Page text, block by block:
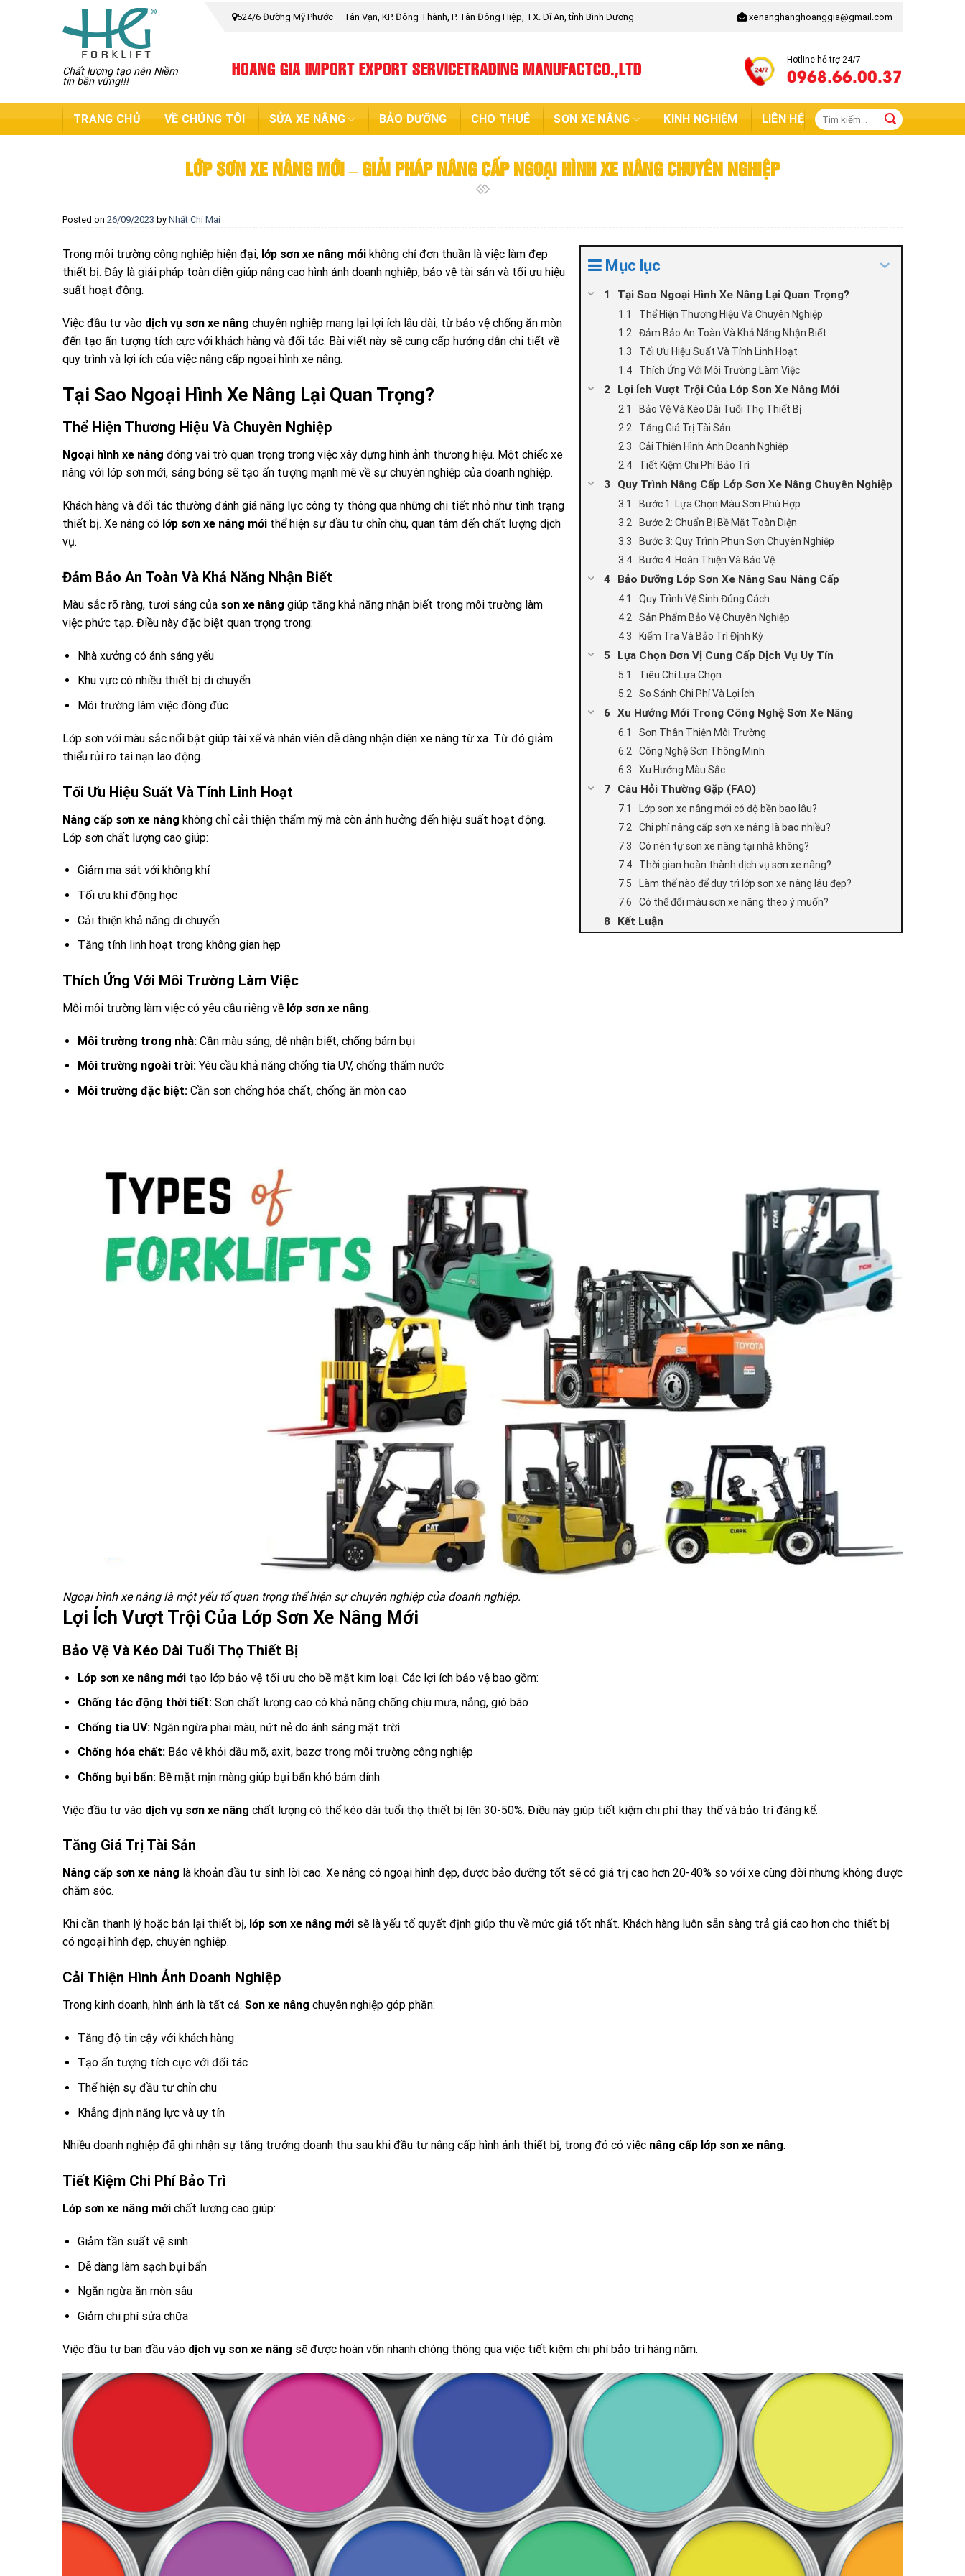
Chất lượng tạo nên Niềm
tin bền vững!!!
524/6 Đường Mỹ Phước – Tân Vạn, KP. Đông Thành, P. Tân Đông Hiệp, TX. Dĩ An, tỉnh Bình Dương xenanghanghoanggia@gmail.com
HOANG GIA IMPORT EXPORT SERVICETRADING MANUFACTCO.,LTD Hotline hỗ trợ 24/7
0968.66.00.37
TRANG CHỦ VỀ CHÚNG TÔI SỬA XE NÂNG BẢO DƯỠNG CHO THUÊ SƠN XE NÂNG KINH NGHIỆM LIÊN HỆ
Tìm
kiếm:
LỚP SƠN XE NÂNG MỚI – GIẢI PHÁP NÂNG CẤP NGOẠI HÌNH XE NÂNG CHUYÊN NGHIỆP
Posted on 26/09/2023 by Nhất Chi Mai
Mục lục
Tại Sao Ngoại Hình Xe Nâng Lại Quan Trọng?
Thể Hiện Thương Hiệu Và Chuyên Nghiệp
Đảm Bảo An Toàn Và Khả Năng Nhận Biết
Tối Ưu Hiệu Suất Và Tính Linh Hoạt
Thích Ứng Với Môi Trường Làm Việc
Lợi Ích Vượt Trội Của Lớp Sơn Xe Nâng Mới
Bảo Vệ Và Kéo Dài Tuổi Thọ Thiết Bị
Tăng Giá Trị Tài Sản
Cải Thiện Hình Ảnh Doanh Nghiệp
Tiết Kiệm Chi Phí Bảo Trì
Quy Trình Nâng Cấp Lớp Sơn Xe Nâng Chuyên Nghiệp
Bước 1: Lựa Chọn Màu Sơn Phù Hợp
Bước 2: Chuẩn Bị Bề Mặt Toàn Diện
Bước 3: Quy Trình Phun Sơn Chuyên Nghiệp
Bước 4: Hoàn Thiện Và Bảo Vệ
Bảo Dưỡng Lớp Sơn Xe Nâng Sau Nâng Cấp
Quy Trình Vệ Sinh Đúng Cách
Sản Phẩm Bảo Vệ Chuyên Nghiệp
Kiểm Tra Và Bảo Trì Định Kỳ
Lựa Chọn Đơn Vị Cung Cấp Dịch Vụ Uy Tín
Tiêu Chí Lựa Chọn
So Sánh Chi Phí Và Lợi Ích
Xu Hướng Mới Trong Công Nghệ Sơn Xe Nâng
Sơn Thân Thiện Môi Trường
Công Nghệ Sơn Thông Minh
Xu Hướng Màu Sắc
Câu Hỏi Thường Gặp (FAQ)
Lớp sơn xe nâng mới có độ bền bao lâu?
Chi phí nâng cấp sơn xe nâng là bao nhiều?
Có nên tự sơn xe nâng tại nhà không?
Thời gian hoàn thành dịch vụ sơn xe nâng?
Làm thế nào để duy trì lớp sơn xe nâng lâu đẹp?
Có thể đổi màu sơn xe nâng theo ý muốn?
Kết Luận
Trong môi trường công nghiệp hiện đại, lớp sơn xe nâng mới không chỉ đơn thuần là việc làm đẹp
thiết bị. Đây là giải pháp toàn diện giúp nâng cao hình ảnh doanh nghiệp, bảo vệ tài sản và tối ưu hiệu
suất hoạt động.
Việc đầu tư vào dịch vụ sơn xe nâng chuyên nghiệp mang lại lợi ích lâu dài, từ bảo vệ chống ăn mòn
đến tạo ấn tượng tích cực với khách hàng và đối tác. Bài viết này sẽ cung cấp hướng dẫn chi tiết về
quy trình và lợi ích của việc nâng cấp ngoại hình xe nâng.
Tại Sao Ngoại Hình Xe Nâng Lại Quan Trọng?
Thể Hiện Thương Hiệu Và Chuyên Nghiệp
Ngoại hình xe nâng đóng vai trò quan trọng trong việc xây dựng hình ảnh thương hiệu. Một chiếc xe
nâng với lớp sơn mới, sáng bóng sẽ tạo ấn tượng mạnh mẽ về sự chuyên nghiệp của doanh nghiệp.
Khách hàng và đối tác thường đánh giá năng lực công ty thông qua những chi tiết nhỏ như tình trạng
thiết bị. Xe nâng có lớp sơn xe nâng mới thể hiện sự đầu tư chỉn chu, quan tâm đến chất lượng dịch
vụ.
Đảm Bảo An Toàn Và Khả Năng Nhận Biết
Màu sắc rõ ràng, tươi sáng của sơn xe nâng giúp tăng khả năng nhận biết trong môi trường làm
việc phức tạp. Điều này đặc biệt quan trọng trong:
Nhà xưởng có ánh sáng yếu
Khu vực có nhiều thiết bị di chuyển
Môi trường làm việc đông đúc
Lớp sơn với màu sắc nổi bật giúp tài xế và nhân viên dễ dàng nhận diện xe nâng từ xa. Từ đó giảm
thiểu rủi ro tai nạn lao động.
Tối Ưu Hiệu Suất Và Tính Linh Hoạt
Nâng cấp sơn xe nâng không chỉ cải thiện thẩm mỹ mà còn ảnh hưởng đến hiệu suất hoạt động.
Lớp sơn chất lượng cao giúp:
Giảm ma sát với không khí
Tối ưu khí động học
Cải thiện khả năng di chuyển
Tăng tính linh hoạt trong không gian hẹp
Thích Ứng Với Môi Trường Làm Việc
Mỗi môi trường làm việc có yêu cầu riêng về lớp sơn xe nâng:
Môi trường trong nhà:Cần màu sáng, dễ nhận biết, chống bám bụi
Môi trường ngoài trời:Yêu cầu khả năng chống tia UV, chống thấm nước
Môi trường đặc biệt:Cần sơn chống hóa chất, chống ăn mòn cao
Ngoại hình xe nâng là một yếu tố quan trọng thể hiện sự chuyên nghiệp của doanh nghiệp.
Lợi Ích Vượt Trội Của Lớp Sơn Xe Nâng Mới
Bảo Vệ Và Kéo Dài Tuổi Thọ Thiết Bị
Lớp sơn xe nâng mớitạo lớp bảo vệ tối ưu cho bề mặt kim loại. Các lợi ích bảo vệ bao gồm:
Chống tác động thời tiết:Sơn chất lượng cao có khả năng chống chịu mưa, nắng, gió bão
Chống tia UV:Ngăn ngừa phai màu, nứt nẻ do ánh sáng mặt trời
Chống hóa chất:Bảo vệ khỏi dầu mỡ, axit, bazơ trong môi trường công nghiệp
Chống bụi bẩn:Bề mặt mịn màng giúp bụi bẩn khó bám dính
Việc đầu tư vào dịch vụ sơn xe nâng chất lượng có thể kéo dài tuổi thọ thiết bị lên 30-50%. Điều này giúp tiết kiệm chi phí thay thế và bảo trì đáng kể.
Tăng Giá Trị Tài Sản
Nâng cấp sơn xe nâng là khoản đầu tư sinh lời cao. Xe nâng có ngoại hình đẹp, được bảo dưỡng tốt sẽ có giá trị cao hơn 20-40% so với xe cùng đời nhưng không được
chăm sóc.
Khi cần thanh lý hoặc bán lại thiết bị, lớp sơn xe nâng mới sẽ là yếu tố quyết định giúp thu về mức giá tốt nhất. Khách hàng luôn sẵn sàng trả giá cao hơn cho thiết bị
có ngoại hình đẹp, chuyên nghiệp.
Cải Thiện Hình Ảnh Doanh Nghiệp
Trong kinh doanh, hình ảnh là tất cả. Sơn xe nâng chuyên nghiệp góp phần:
Tăng độ tin cậy với khách hàng
Tạo ấn tượng tích cực với đối tác
Thể hiện sự đầu tư chỉn chu
Khẳng định năng lực và uy tín
Nhiều doanh nghiệp đã ghi nhận sự tăng trưởng doanh thu sau khi đầu tư nâng cấp hình ảnh thiết bị, trong đó có việc nâng cấp lớp sơn xe nâng.
Tiết Kiệm Chi Phí Bảo Trì
Lớp sơn xe nâng mới chất lượng cao giúp:
Giảm tần suất vệ sinh
Dễ dàng làm sạch bụi bẩn
Ngăn ngừa ăn mòn sâu
Giảm chi phí sửa chữa
Việc đầu tư ban đầu vào dịch vụ sơn xe nâng sẽ được hoàn vốn nhanh chóng thông qua việc tiết kiệm chi phí bảo trì hàng năm.